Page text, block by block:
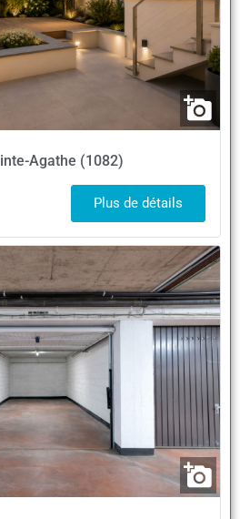
Agathe (1082)
Plus de détails